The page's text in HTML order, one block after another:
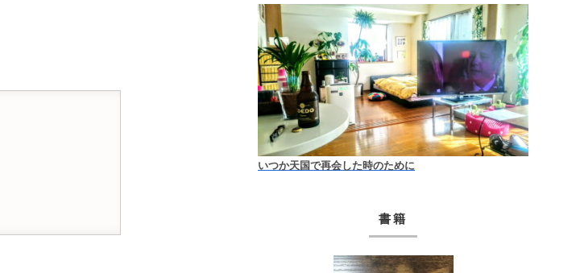
いつか天国で再会した時のために
書籍